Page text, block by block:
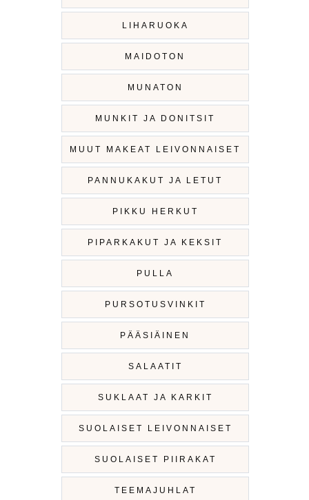
LIHARUOKA
MAIDOTON
MUNATON
MUNKIT JA DONITSIT
MUUT MAKEAT LEIVONNAISET
PANNUKAKUT JA LETUT
PIKKU HERKUT
PIPARKAKUT JA KEKSIT
PULLA
PURSOTUSVINKIT
PÄÄSIÄINEN
SALAATIT
SUKLAAT JA KARKIT
SUOLAISET LEIVONNAISET
SUOLAISET PIIRAKAT
TEEMAJUHLAT